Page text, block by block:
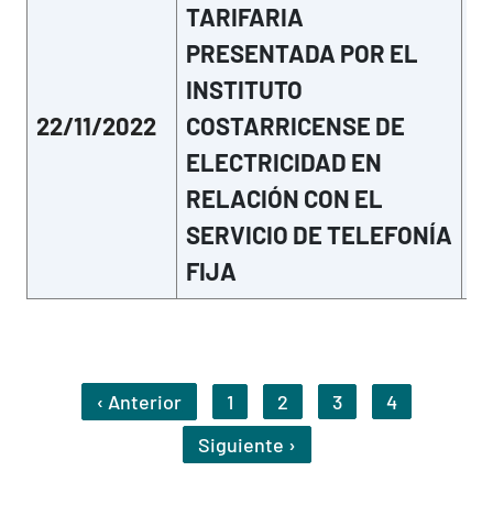
22/11/2022
TARIFARIA
PRESENTADA POR EL
INSTITUTO
COSTARRICENSE DE
ELECTRICIDAD EN
RELACIÓN CON EL
SERVICIO DE TELEFONÍA
FIJA
Pagination‹ AnteriorPrevious Page
1 2 3
4
Siguiente ›
Next Page